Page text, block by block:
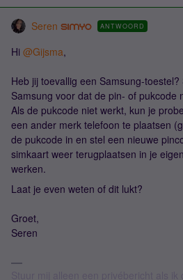
Seren ANTWOORD
Hi ​ @Gijsma,
Heb jij toevallig een Samsung-
Samsung voor dat de pin- of pukcode
Als de pukcode niet werkt, kun je
een ander merk telefoon te plaatsen
de pukcode in en stel een nieuwe
simkaart weer terugplaatsen in je
werken.
Laat je even weten of dit lukt?
Groet,
Seren